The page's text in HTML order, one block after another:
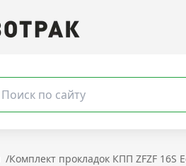
/Комплект прокладок КПП ZFZF 16S